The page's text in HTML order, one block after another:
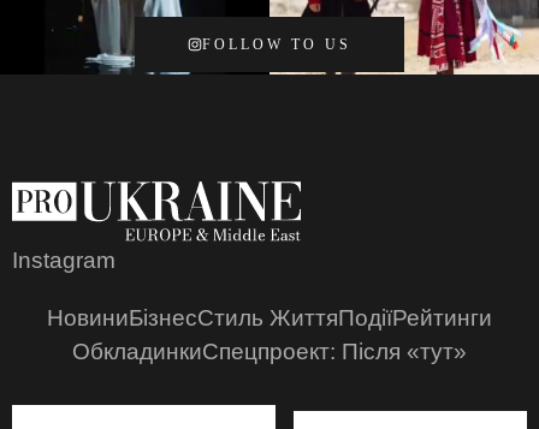
FOLLOW TO US
Instagram
НовиниБізнесСтиль ЖиттяПодіїРейтинги
ОбкладинкиСпецпроект: Після «тут»